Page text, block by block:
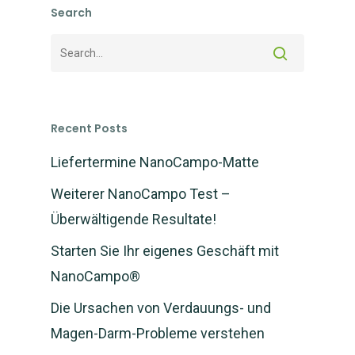
Search
Recent Posts
Liefertermine NanoCampo-Matte
Weiterer NanoCampo Test –
Überwältigende Resultate!
Starten Sie Ihr eigenes Geschäft mit
NanoCampo®
Die Ursachen von Verdauungs- und
Magen-Darm-Probleme verstehen
NEWS: NanoCampo
verfügbar und